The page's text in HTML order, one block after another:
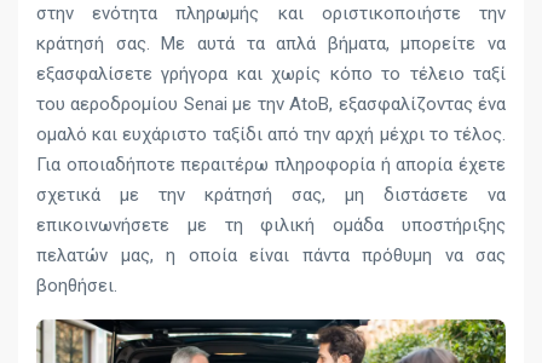
στην ενότητα πληρωμής και οριστικοποιήστε την
κράτησή σας. Με αυτά τα απλά βήματα, μπορείτε να
εξασφαλίσετε γρήγορα και χωρίς κόπο το τέλειο ταξί
του αεροδρομίου Senai με την AtoB, εξασφαλίζοντας ένα
ομαλό και ευχάριστο ταξίδι από την αρχή μέχρι το τέλος.
Για οποιαδήποτε περαιτέρω πληροφορία ή απορία έχετε
σχετικά με την κράτησή σας, μη διστάσετε να
επικοινωνήσετε με τη φιλική ομάδα υποστήριξης
πελατών μας, η οποία είναι πάντα πρόθυμη να σας
βοηθήσει.